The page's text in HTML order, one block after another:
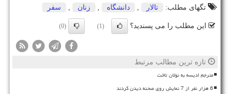
تگهای مطلب:
تالار دانشگاه زنان سفر
این مطلب را می پسندید؟ (1)
(0)
تازه ترین مطالب مرتبط
مترجم ادیسه به نولان تاخت
6 هزار نفر از 7 نمایش روی صحنه دیدن کردند